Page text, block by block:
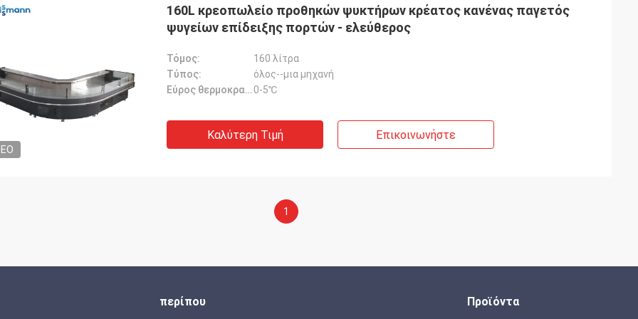
160L κρεοπωλείο προθηκών ψυκτήρων κρέατος κανένας παγετός
ψυγείων επίδειξης πορτών - ελεύθερος
Τόμος:
160 λίτρα
Τύπος:
όλος--μια μηχανή
Εύρος θερμοκρασίας: 0-5℃
Καλύτερη Τιμή Επικοινωνήστε
1
περίπου Προϊόντα